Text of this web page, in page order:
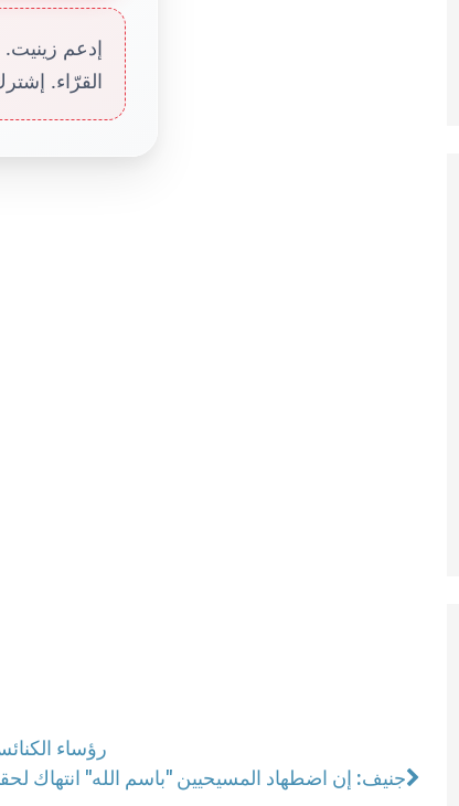
إدعم
القرّاء.
رؤساء
جنيف: إن اضطهاد المسيحيين "باسم الله" انتهاك